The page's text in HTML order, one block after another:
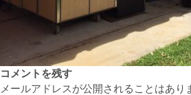
コメントを残す
メールアドレスが公開されることはあり